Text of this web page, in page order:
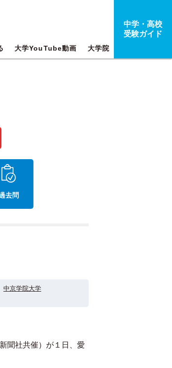
大学YouTube動画 大学院
中学・高校
受験ガイド
去問
中京学院大学
聞社共催）が１日、愛